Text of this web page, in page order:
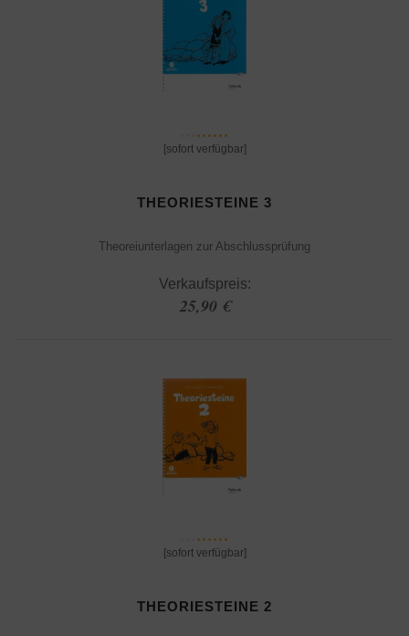
[sofort verfügbar]
THEORIESTEINE 3
Theoreiunterlagen zur Abschlussprüfung
Verkaufspreis:
25,90 €
[sofort verfügbar]
THEORIESTEINE 2